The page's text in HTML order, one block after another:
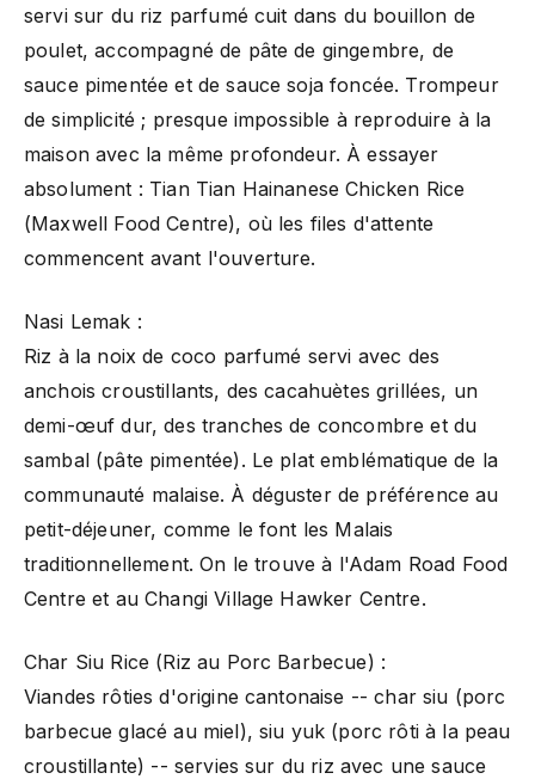
servi sur du riz parfumé cuit dans du bouillon de
poulet, accompagné de pâte de gingembre, de
sauce pimentée et de sauce soja foncée. Trompeur
de simplicité ; presque impossible à reproduire à la
maison avec la même profondeur. À essayer
absolument : Tian Tian Hainanese Chicken Rice
(Maxwell Food Centre), où les files d'attente
commencent avant l'ouverture.
Nasi Lemak :
Riz à la noix de coco parfumé servi avec des
anchois croustillants, des cacahuètes grillées, un
demi-œuf dur, des tranches de concombre et du
sambal (pâte pimentée). Le plat emblématique de la
communauté malaise. À déguster de préférence au
petit-déjeuner, comme le font les Malais
traditionnellement. On le trouve à l'Adam Road Food
Centre et au Changi Village Hawker Centre.
Char Siu Rice (Riz au Porc Barbecue) :
Viandes rôties d'origine cantonaise -- char siu (porc
barbecue glacé au miel), siu yuk (porc rôti à la peau
croustillante) -- servies sur du riz avec une sauce